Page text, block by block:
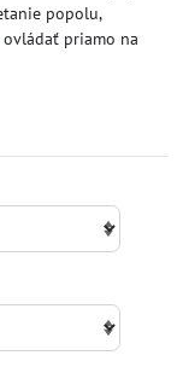
popolu,
priamo na